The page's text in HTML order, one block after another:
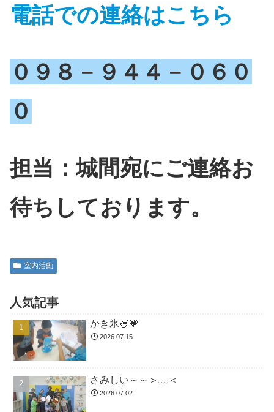
電話での連絡はこちら
０９８－９４４－０６０
０
担当：城間宛にご連絡お
待ちしております。
室内活動
人気記事
かき氷🍧💗
2026.07.15
さみしい～～＞﹏＜
2026.07.02